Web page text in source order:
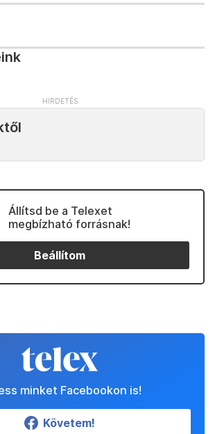
Állítsd be a Telexet
megbízható forrásnak!
Beállítom
minket Facebookon is!
Követem!